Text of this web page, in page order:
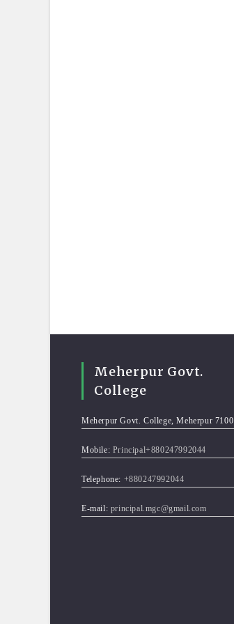
Meherpur Govt.
College
Meherpur Govt. College, Meherpur 7100
Mobile: Principal+880247992044
Telephone: +880247992044
E-mail: principal.mgc@gmail.com